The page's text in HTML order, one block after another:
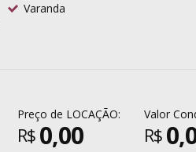
Varanda
Preço de LOCAÇÃO:
R$ 0,00
Valor
R$